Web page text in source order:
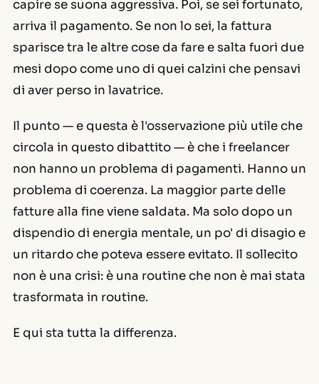
capire se suona aggressiva. Poi, se sei fortunato,
arriva il pagamento. Se non lo sei, la fattura
sparisce tra le altre cose da fare e salta fuori due
mesi dopo come uno di quei calzini che pensavi
di aver perso in lavatrice.
Il punto — e questa è l'osservazione più utile che
circola in questo dibattito — è che i freelancer
non hanno un problema di pagamenti. Hanno un
problema di coerenza. La maggior parte delle
fatture alla fine viene saldata. Ma solo dopo un
dispendio di energia mentale, un po' di disagio e
un ritardo che poteva essere evitato. Il sollecito
non è una crisi: è una routine che non è mai stata
trasformata in routine.
E qui sta tutta la differenza.